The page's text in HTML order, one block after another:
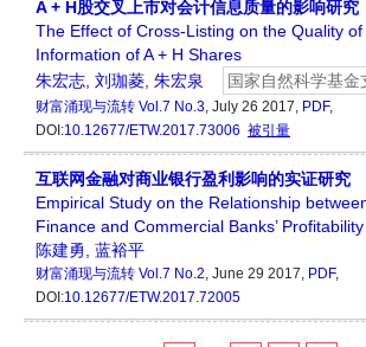
A + H股交叉上市对会计信息质量的影响研究
The Effect of Cross-Listing on the Quality of
Information of A + H Shares
朱宏志 刘珈菱 朱宏泉 国家自然科学基金
财富涌现与流转 Vol.7 No.3, July 26 2017, PDF,
DOI:10.12677/ETW.2017.73006 被引量
互联网金融对商业银行盈利影响的实证研究
Empirical Study on the Relationship
Finance and Commercial Banks’ Profitability
陈建勇 蓝裕平
财富涌现与流转 Vol.7 No.2, June 29 2017, PDF,
DOI:10.12677/ETW.2017.72005